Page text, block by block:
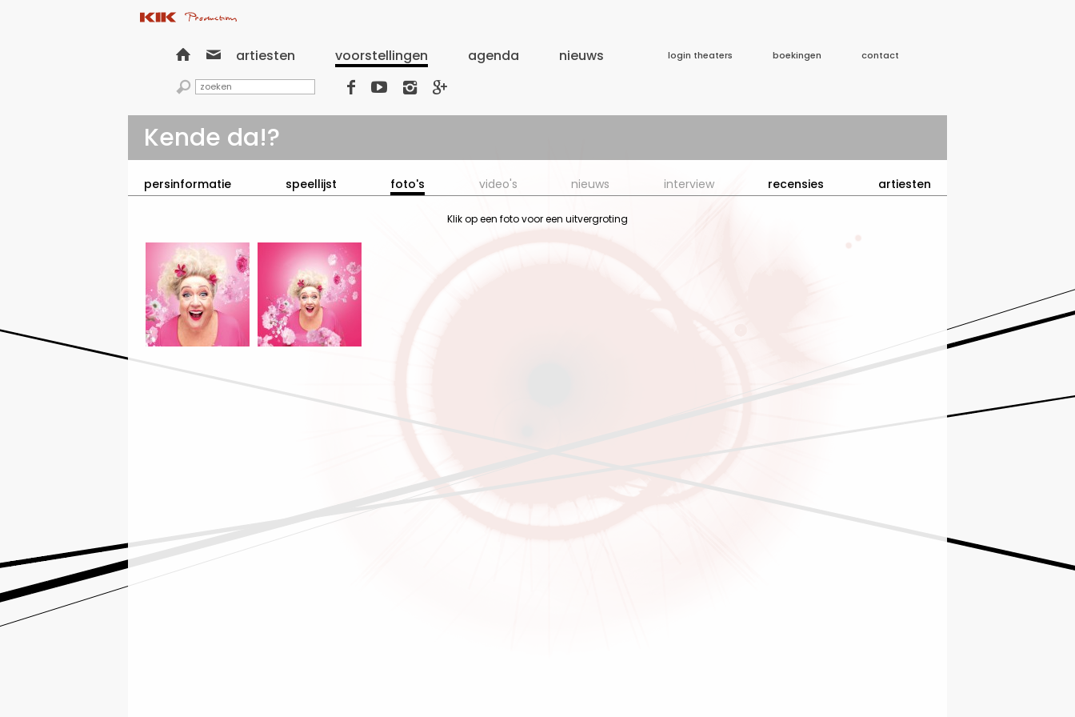
  artiesten voorstellingen agenda nieuws login theaters boekingen contact
    
Kende da!?
persinformatie speellijst foto's video's nieuws interview recensies artiesten
Klik op een foto voor een uitvergroting